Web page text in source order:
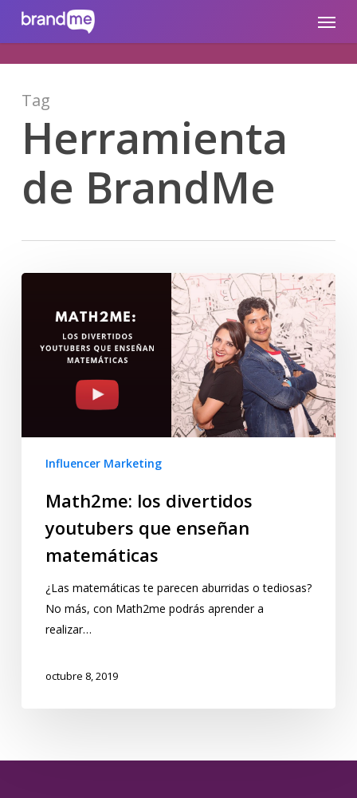
brandme.la Menu
Tag
Herramienta
de BrandMe
Influencer Marketing
Math2me: los divertidos
youtubers que enseñan
matemáticas
¿Las matemáticas te parecen aburridas o tediosas?
No más, con Math2me podrás aprender a
realizar…
octubre 8, 2019